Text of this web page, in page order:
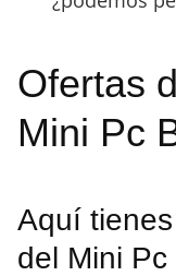
Ofertas
Mini Pc
Aquí
del Mini